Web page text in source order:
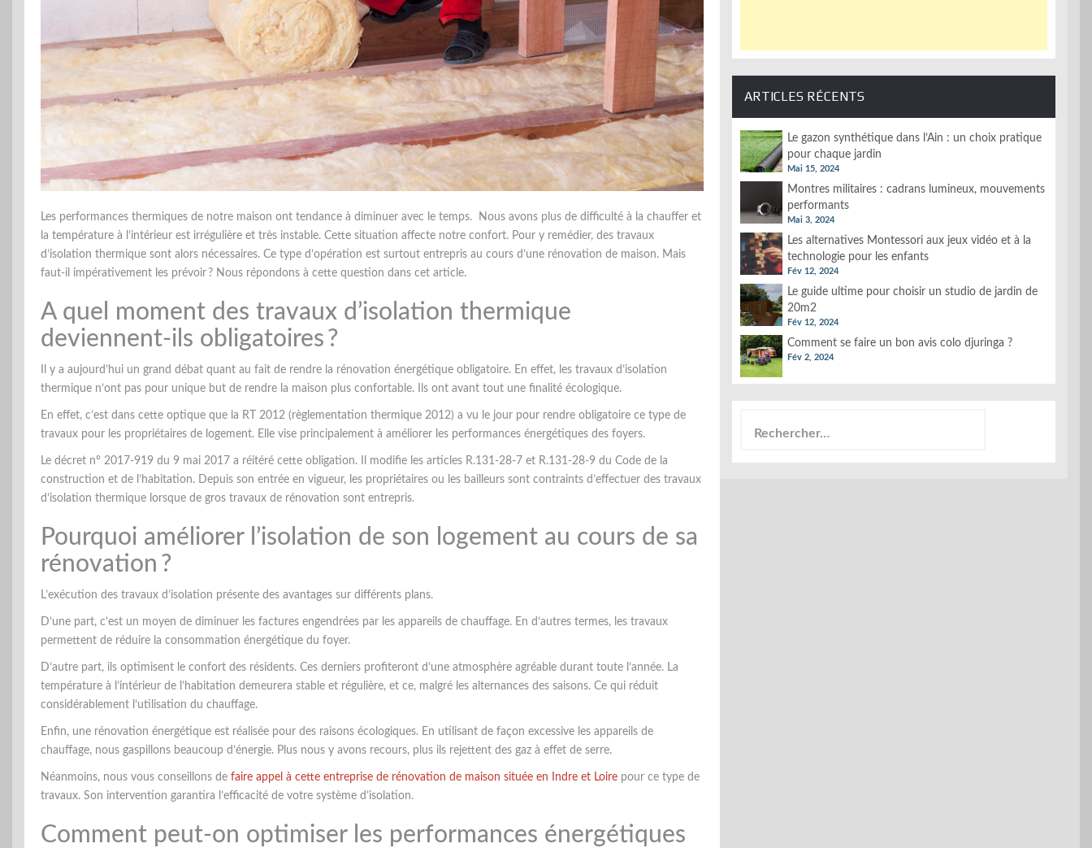
Les performances thermiques de notre maison ont tendance à diminuer avec le temps. Nous avons plus de difficulté à la chauffer et
la température à l’intérieur est irrégulière et très instable. Cette situation affecte notre confort. Pour y remédier, des travaux
d’isolation thermique sont alors nécessaires. Ce type d’opération est surtout entrepris au cours d’une rénovation de maison. Mais
faut-il impérativement les prévoir ? Nous répondons à cette question dans cet article.
A quel moment des travaux d’isolation thermique
deviennent-ils obligatoires ?
Il y a aujourd’hui un grand débat quant au fait de rendre la rénovation énergétique obligatoire. En effet, les travaux d’isolation
thermique n’ont pas pour unique but de rendre la maison plus confortable. Ils ont avant tout une finalité écologique.
En effet, c’est dans cette optique que la RT 2012 (règlementation thermique 2012) a vu le jour pour rendre obligatoire ce type de
travaux pour les propriétaires de logement. Elle vise principalement à améliorer les performances énergétiques des foyers.
Le décret n° 2017-919 du 9 mai 2017 a réitéré cette obligation. Il modifie les articles R.131-28-7 et R.131-28-9 du Code de la
construction et de l’habitation. Depuis son entrée en vigueur, les propriétaires ou les bailleurs sont contraints d’effectuer des travaux
d’isolation thermique lorsque de gros travaux de rénovation sont entrepris.
Pourquoi améliorer l’isolation de son logement au cours de sa
rénovation ?
L’exécution des travaux d’isolation présente des avantages sur différents plans.
D’une part, c’est un moyen de diminuer les factures engendrées par les appareils de chauffage. En d’autres termes, les travaux
permettent de réduire la consommation énergétique du foyer.
D’autre part, ils optimisent le confort des résidents. Ces derniers profiteront d’une atmosphère agréable durant toute l’année. La
température à l’intérieur de l’habitation demeurera stable et régulière, et ce, malgré les alternances des saisons. Ce qui réduit
considérablement l’utilisation du chauffage.
Enfin, une rénovation énergétique est réalisée pour des raisons écologiques. En utilisant de façon excessive les appareils de
chauffage, nous gaspillons beaucoup d’énergie. Plus nous y avons recours, plus ils rejettent des gaz à effet de serre.
Néanmoins, nous vous conseillons de faire appel à cette entreprise de rénovation de maison située en Indre et Loire pour ce type de
travaux. Son intervention garantira l’efficacité de votre système d’isolation.
Comment peut-on optimiser les performances énergétiques
ARTICLES RÉCENTS
Le gazon synthétique dans l’Ain : un choix pratique
pour chaque jardin
Mai 15, 2024
Montres militaires : cadrans lumineux, mouvements
performants
Mai 3, 2024
Les alternatives Montessori aux jeux vidéo et à la
technologie pour les enfants
Fév 12, 2024
Le guide ultime pour choisir un studio de jardin de
20m2
Fév 12, 2024
Comment se faire un bon avis colo djuringa ?
Fév 2, 2024